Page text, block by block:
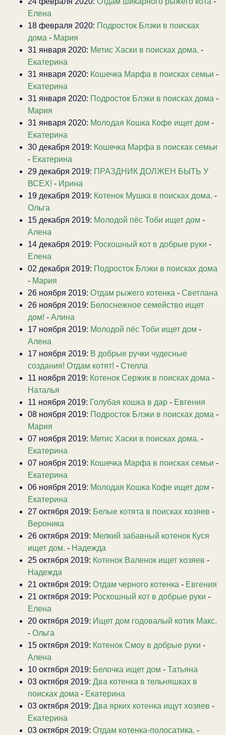
Елена
18 февраля 2020: Подросток Блэки в поисках
дома - Мария
31 января 2020: Метис Хаски в поисках дома. -
Екатерина
31 января 2020: Кошечка Марфа в поисках семьи -
Екатерина
31 января 2020: Подросток Блэки в поисках дома -
Мария
31 января 2020: Молодая Кошка Кофе ищет дом -
Екатерина
30 декабря 2019: Кошечка Марфа в поисках семьи
- Екатерина
29 декабря 2019: ПРАЗДНИК ДОЛЖЕН БЫТЬ У
ВСЕХ! - Ирина
19 декабря 2019: Котенок Мушка в поисках дома. -
Ольга
15 декабря 2019: Молодой пёс Тоби ищет дом -
Алена
14 декабря 2019: Роскошный кот в добрые руки -
Елена
02 декабря 2019: Подросток Блэки в поисках дома
- Мария
26 ноября 2019: Отдам рыжего котенка - Светлана
26 ноября 2019: Белоснежное семейство ищет
дом! - Алина
17 ноября 2019: Молодой пёс Тоби ищет дом -
Алена
17 ноября 2019: В добрые ручки чудесные
создания! Отдам котят! - Стелла
11 ноября 2019: Котенок Сержик в поисках дома -
Наталья
11 ноября 2019: Голубая кошка в дар - Евгения
08 ноября 2019: Подросток Блэки в поисках дома -
Мария
07 ноября 2019: Метис Хаски в поисках дома. -
Екатерина
07 ноября 2019: Кошечка Марфа в поисках семьи -
Екатерина
06 ноября 2019: Молодая Кошка Кофе ищет дом -
Екатерина
27 октября 2019: Белые котята в поисках хозяев -
Вероника
26 октября 2019: Мелкий забавный котенок Куся
ищет дом. - Надежда
25 октября 2019: Котенок Валенок ищет хозяев -
Надежда
21 октября 2019: Отдам черного котенка - Евгения
21 октября 2019: Роскошный кот в добрые руки -
Елена
20 октября 2019: Ищет дом годовалый котик Макс.
- Ольга
15 октября 2019: Котенок Смоу в добрые руки -
Алена
10 октября 2019: Белочка ищет дом - Татьяна
03 октября 2019: Два котенка в тельняшках в
поисках дома - Екатерина
03 октября 2019: Два ярких котенка ищут хозяев -
Екатерина
03 октября 2019: Отдам котенка-полосатика. -